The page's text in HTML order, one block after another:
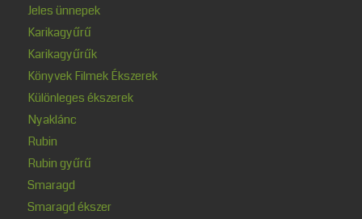
Jeles ünnepek
Karikagyűrű
Karikagyűrűk
Könyvek Filmek Ékszerek
Különleges ékszerek
Nyaklánc
Rubin
Rubin gyűrű
Smaragd
Smaragd ékszer